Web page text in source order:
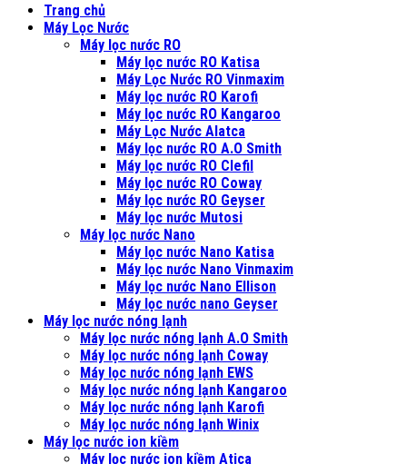
Trang chủ
Máy Lọc Nước
Máy lọc nước RO
Máy lọc nước RO Katisa
Máy Lọc Nước RO Vinmaxim
Máy lọc nước RO Karofi
Máy lọc nước RO Kangaroo
Máy Lọc Nước Alatca
Máy lọc nước RO A.O Smith
Máy lọc nước RO Clefil
Máy lọc nước RO Coway
Máy lọc nước RO Geyser
Máy lọc nước Mutosi
Máy lọc nước Nano
Máy lọc nước Nano Katisa
Máy lọc nước Nano Vinmaxim
Máy lọc nước Nano Ellison
Máy lọc nước nano Geyser
Máy lọc nước nóng lạnh
Máy lọc nước nóng lạnh A.O Smith
Máy lọc nước nóng lạnh Coway
Máy lọc nước nóng lạnh EWS
Máy lọc nước nóng lạnh Kangaroo
Máy lọc nước nóng lạnh Karofi
Máy lọc nước nóng lạnh Winix
Máy lọc nước ion kiềm
Máy lọc nước ion kiềm Atica